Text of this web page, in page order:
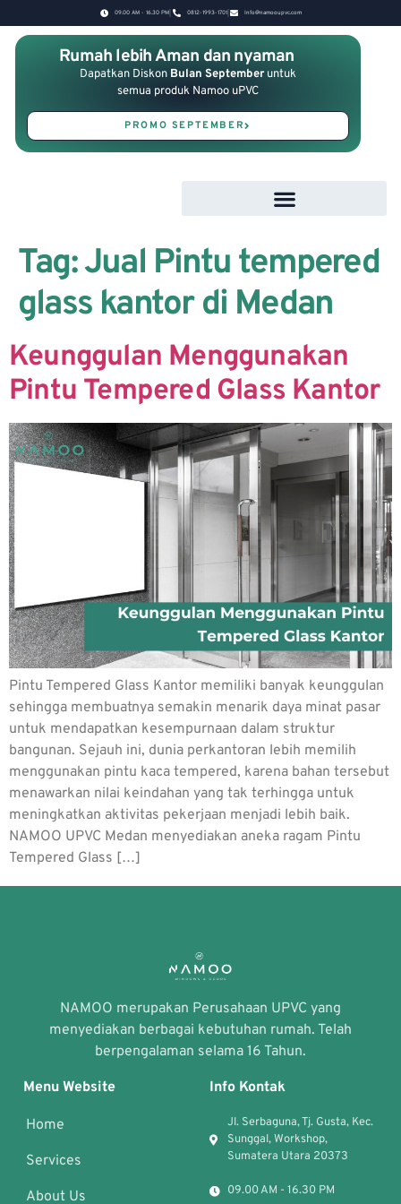
09.00 AM - 16.30 PM 0812-1993-1701 Info@namooupvc.com
Rumah lebih Aman dan nyaman
Dapatkan Diskon Bulan September untuk
semua produk Namoo uPVC
PROMO SEPTEMBER
Tag:Jual Pintu tempered
glass kantor di Medan
Keunggulan Menggunakan
Pintu Tempered Glass Kantor
Pintu Tempered Glass Kantor memiliki banyak keunggulan
sehingga membuatnya semakin menarik daya minat pasar
untuk mendapatkan kesempurnaan dalam struktur
bangunan. Sejauh ini, dunia perkantoran lebih memilih
menggunakan pintu kaca tempered, karena bahan tersebut
menawarkan nilai keindahan yang tak terhingga untuk
meningkatkan aktivitas pekerjaan menjadi lebih baik.
NAMOO UPVC Medan menyediakan aneka ragam Pintu
Tempered Glass […]
NAMOO merupakan Perusahaan UPVC yang
menyediakan berbagai kebutuhan rumah. Telah
berpengalaman selama 16 Tahun.
Menu Website
Home
Services
About Us
Info Kontak
Jl. Serbaguna, Tj. Gusta, Kec.
Sunggal, Workshop,
Sumatera Utara 20373
09.00 AM - 16.30 PM